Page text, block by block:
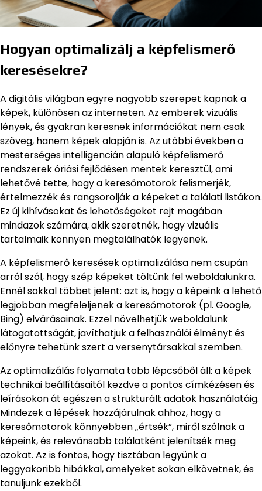
Hogyan optimalizálj a képfelismerő
keresésekre?
A digitális világban egyre nagyobb szerepet kapnak a
képek, különösen az interneten. Az emberek vizuális
lények, és gyakran keresnek információkat nem csak
szöveg, hanem képek alapján is. Az utóbbi években a
mesterséges intelligencián alapuló képfelismerő
rendszerek óriási fejlődésen mentek keresztül, ami
lehetővé tette, hogy a keresőmotorok felismerjék,
értelmezzék és rangsorolják a képeket a találati listákon.
Ez új kihívásokat és lehetőségeket rejt magában
mindazok számára, akik szeretnék, hogy vizuális
tartalmaik könnyen megtalálhatók legyenek.
A képfelismerő keresések optimalizálása nem csupán
arról szól, hogy szép képeket töltünk fel weboldalunkra.
Ennél sokkal többet jelent: azt is, hogy a képeink a lehető
legjobban megfeleljenek a keresőmotorok (pl. Google,
Bing) elvárásainak. Ezzel növelhetjük weboldalunk
látogatottságát, javíthatjuk a felhasználói élményt és
előnyre tehetünk szert a versenytársakkal szemben.
Az optimalizálás folyamata több lépcsőből áll: a képek
technikai beállításaitól kezdve a pontos címkézésen és
leírásokon át egészen a strukturált adatok használatáig.
Mindezek a lépések hozzájárulnak ahhoz, hogy a
keresőmotorok könnyebben „értsék”, miről szólnak a
képeink, és relevánsabb találatként jelenítsék meg
azokat. Az is fontos, hogy tisztában legyünk a
leggyakoribb hibákkal, amelyeket sokan elkövetnek, és
tanuljunk ezekből.